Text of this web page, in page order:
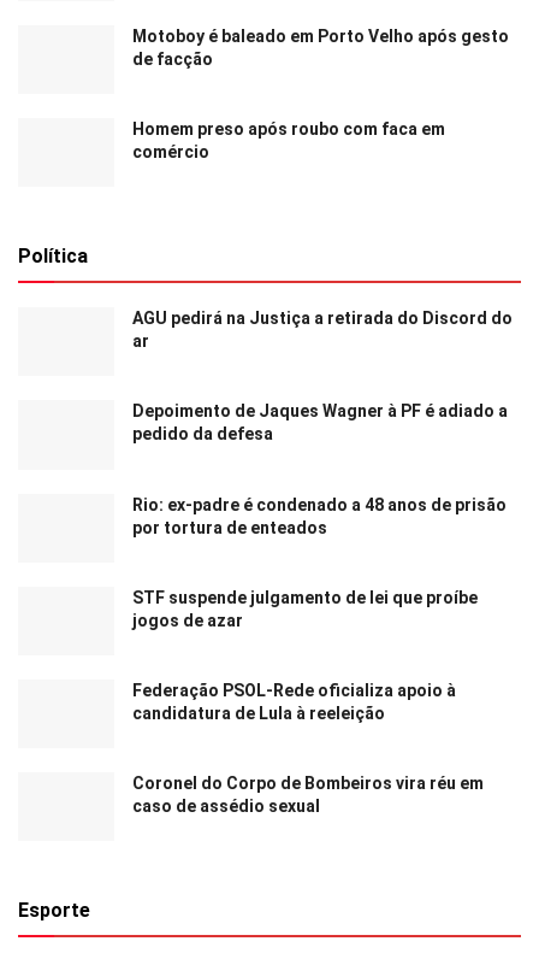
Motoboy é baleado em Porto Velho após gesto
de facção
Homem preso após roubo com faca em
comércio
Política
AGU pedirá na Justiça a retirada do Discord do
ar
Depoimento de Jaques Wagner à PF é adiado a
pedido da defesa
Rio: ex-padre é condenado a 48 anos de prisão
por tortura de enteados
STF suspende julgamento de lei que proíbe
jogos de azar
Federação PSOL-Rede oficializa apoio à
candidatura de Lula à reeleição
Coronel do Corpo de Bombeiros vira réu em
caso de assédio sexual
Esporte